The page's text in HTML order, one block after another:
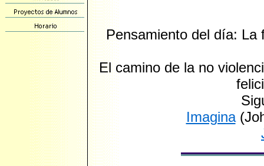
Pensamiento del día: La
El camino de la no
Imagina